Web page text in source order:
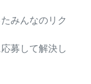
みんなのリク
募して解決し